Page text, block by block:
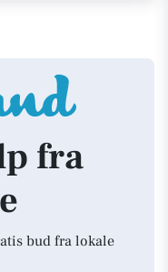
fra
bud fra lokale